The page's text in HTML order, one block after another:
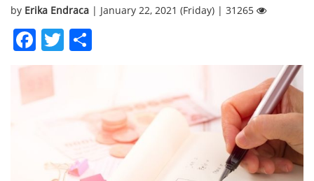
by Erika Endraca | January 22, 2021 (Friday) | 31265
Facebook
Twitter